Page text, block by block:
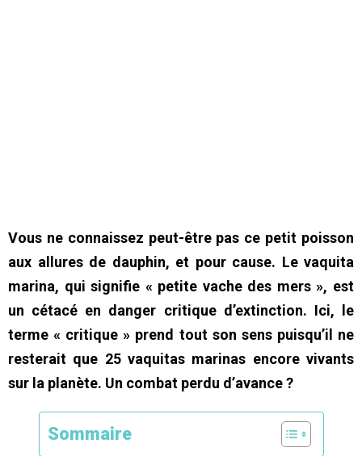
Vous ne connaissez peut-être pas ce petit poisson
aux allures de dauphin, et pour cause. Le vaquita
marina, qui signifie « petite vache des mers », est
un cétacé en danger critique d’extinction. Ici, le
terme « critique » prend tout son sens puisqu’il ne
resterait que 25 vaquitas marinas encore vivants
sur la planète. Un combat perdu d’avance ?
Sommaire